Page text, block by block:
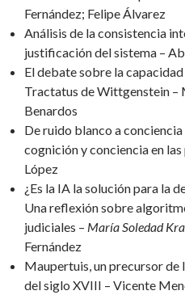
Fernández; Felipe Álvarez
Análisis de la consistencia
justificación del sistema –
El debate sobre la
Tractatus de Wittgenstein –
Benardos
De ruido blanco a
cognición y conciencia en
López
¿Es la IA la solución para la
Una reflexión sobre
judiciales – María Soledad
Fernández
Maupertuis, un precursor de
del siglo XVIII – Vicente